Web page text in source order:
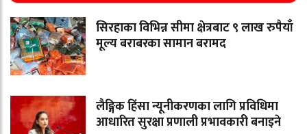
सिरहाका विभिन्न सीमा क्षेत्रबाट ९ लाख रुपैयाँ
मूल्य बराबरका सामान बरामद
लैङ्गिक हिंसा न्यूनीकरणका लागि प्रविधिमा
आधारित सुरक्षा प्रणाली प्रभावकारी बनाइने